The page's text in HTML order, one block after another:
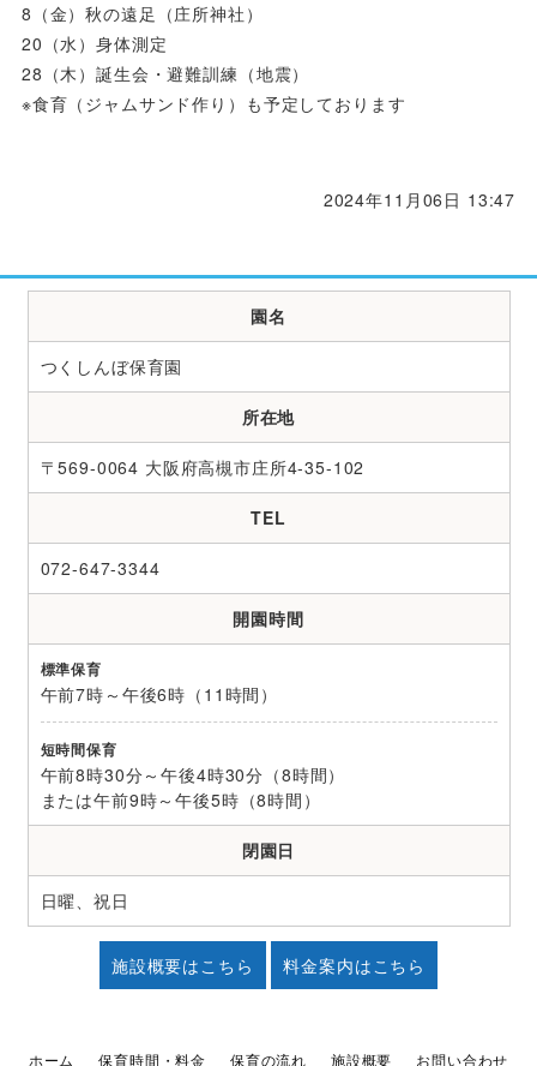
8（金）秋の遠足（庄所神社）
20（水）身体測定
28（木）誕生会・避難訓練（地震）
※食育（ジャムサンド作り）も予定しております
2024年11月06日 13:47
園名
つくしんぼ保育園
所在地
〒569-0064 大阪府高槻市庄所4-35-102
TEL
072-647-3344
開園時間
標準保育
午前7時～午後6時（11時間）
短時間保育
午前8時30分～午後4時30分（8時間）
または午前9時～午後5時（8時間）
閉園日
日曜、祝日
施設概要はこちら 料金案内はこちら
ホーム 保育時間・料金 保育の流れ 施設概要 お問い合わせ